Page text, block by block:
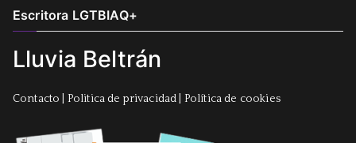
Escritora LGTBIAQ+
Lluvia Beltrán
Contacto Politica de privacidad Política de cookies